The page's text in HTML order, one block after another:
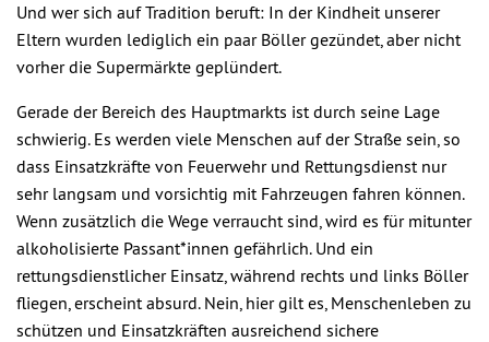
Und wer sich auf Tradition beruft: In der Kindheit unserer
Eltern wurden lediglich ein paar Böller gezündet, aber nicht
vorher die Supermärkte geplündert.
Gerade der Bereich des Hauptmarkts ist durch seine Lage
schwierig. Es werden viele Menschen auf der Straße sein, so
dass Einsatzkräfte von Feuerwehr und Rettungsdienst nur
sehr langsam und vorsichtig mit Fahrzeugen fahren können.
Wenn zusätzlich die Wege verraucht sind, wird es für mitunter
alkoholisierte Passant*innen gefährlich. Und ein
rettungsdienstlicher Einsatz, während rechts und links Böller
fliegen, erscheint absurd. Nein, hier gilt es, Menschenleben zu
schützen und Einsatzkräften ausreichend sichere